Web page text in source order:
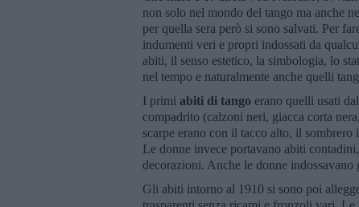
non solo nel mondo del tango ma anche
per quella sera però si sono salvati. Per
indumenti veri e propri indossati da
abiti, il senso estetico, la simbologia, lo
nel tempo e naturalmente anche quelli
I primi abiti di tango erano quelli usati
compadrito (calzoni neri, giacca corta
scarpe erano con il tacco alto, il sombrero
Le donne invece portavano abiti
decorazioni. Anche le donne indossavano
Gli abiti intorno al 1910 si sono poi